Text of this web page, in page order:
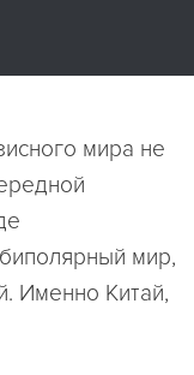
мира не
мир,
Именно Китай,